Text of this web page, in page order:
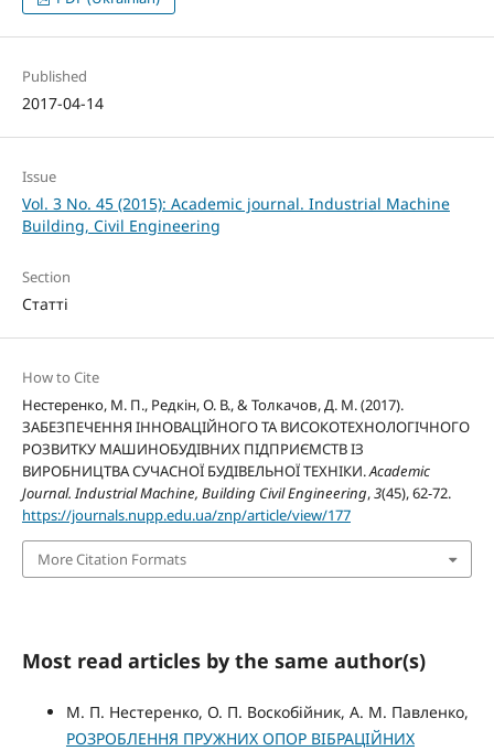
Published
2017-04-14
Issue
Vol. 3 No. 45 (2015): Academic journal. Industrial Machine
Building, Civil Engineering
Section
Статті
How to Cite
Нестеренко, М. П., Редкін, О. В., & Толкачов, Д. М. (2017).
ЗАБЕЗПЕЧЕННЯ ІННОВАЦІЙНОГО ТА ВИСОКОТЕХНОЛОГІЧНОГО
РОЗВИТКУ МАШИНОБУДІВНИХ ПІДПРИЄМСТВ ІЗ
ВИРОБНИЦТВА СУЧАСНОЇ БУДІВЕЛЬНОЇ ТЕХНІКИ.Academic
Journal. Industrial Machine, Building Civil Engineering,3(45), 62-72.
https://journals.nupp.edu.ua/znp/article/view/177
More Citation Formats
Most read articles by the same author(s)
М. П. Нестеренко, О. П. Воскобійник, А. М. Павленко,
РОЗРОБЛЕННЯ ПРУЖНИХ ОПОР ВІБРАЦІЙНИХ